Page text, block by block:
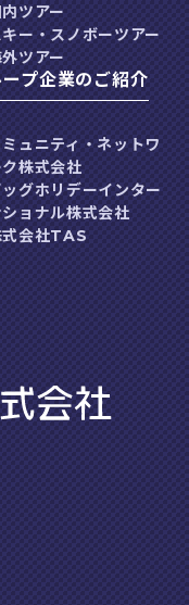
ツアー
キー・スノボーツアー
ツアー
プ企業のご紹介
ミュニティ・ネットワ
ク株式会社
ッグホリデーインター
ョナル株式会社
式会社TAS